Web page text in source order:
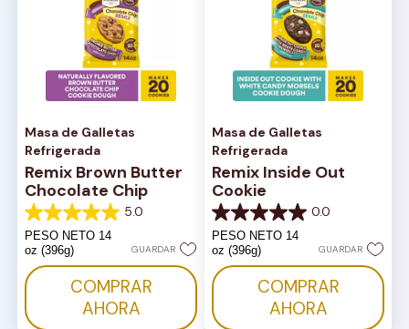
Masa de Galletas
Refrigerada
Remix Brown Butter
Chocolate Chip
5.0
5.0
de
5
estrellas.
1
PESO NETO 14
oz (396g)
GUARDAR
COMPRAR
AHORA
Masa de Galletas
Refrigerada
Remix Inside Out
Cookie
0.0
0.0
de
5
estrellas.
PESO NETO 14
oz (396g)
GUARDAR
COMPRAR
AHORA